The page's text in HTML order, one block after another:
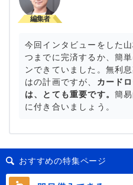
今回インタビューをした
つまでに完済するか、簡
ンできていました。無利
はの計画ですが、 カード
は、とても重要です。 簡
に付き合いましょう。
おすすめの特集ページ